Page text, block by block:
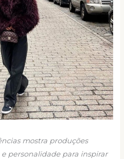
mostra produções
personalidade para inspirar